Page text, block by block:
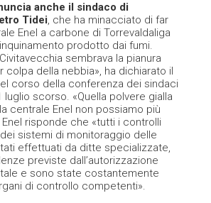
anche il sindaco di
Tidei, che ha minacciato di far
Enel a carbone di Torrevaldaliga
prodotto dai fumi.
sembrava la pianura
colpa della nebbia», ha dichiarato il
corso della conferenza dei sindaci
luglio scorso. «Quella polvere gialla
centrale Enel non possiamo più
risponde che «tutti i controlli
sistemi di monitoraggio delle
effettuati da ditte specializzate,
previste dall’autorizzazione
e sono state costantemente
di controllo competenti».